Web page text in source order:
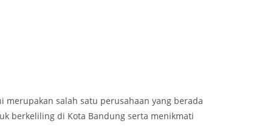
merupakan salah satu perusahaan yang berada
berkeliling di Kota Bandung serta menikmati